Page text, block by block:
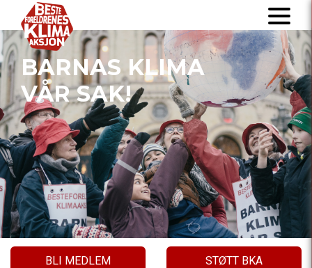
BARNAS KLIMA
VÅR SAK!
BLI MEDLEM STØTT BKA